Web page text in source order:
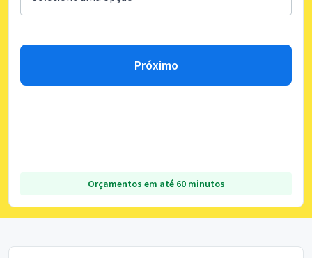
Próximo
Orçamentos em até 60 minutos